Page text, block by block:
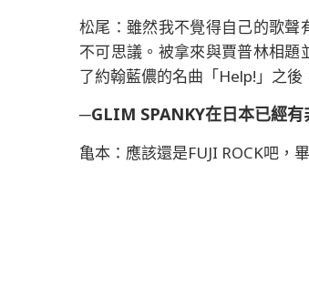
松尾：雖然我不覺得自己的歌
不可思議。被拿來與賈普林相
了約翰藍儂的名曲「Help!」之後
─GLIM SPANKY在日本已經有
亀本：應該還是FUJI ROCK吧，